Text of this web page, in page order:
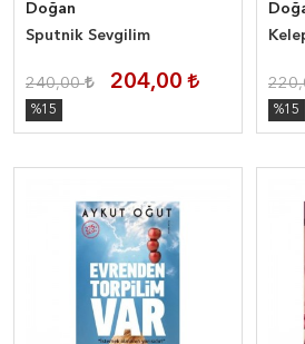
Doğan
Sputnik Sevgilim
240,00 204,00
%15 %15